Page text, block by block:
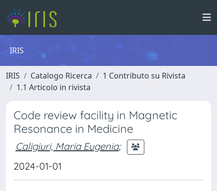
IRIS
IRIS Catalogo Ricerca
1 Contributo su Rivista
1.1 Articolo in rivista
Code review facility in Magnetic
Resonance in Medicine
Caligiuri, Maria Eugenia;
2024-01-01